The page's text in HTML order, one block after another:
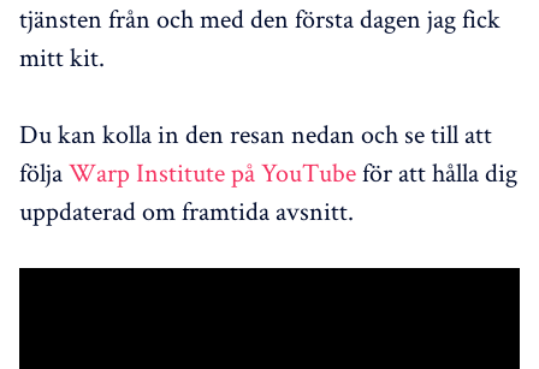
tjänsten från och med den första dagen jag fick
mitt kit.
Du kan kolla in den resan nedan och se till att
följaWarp Institute på YouTubeför att hålla dig
uppdaterad om framtida avsnitt.